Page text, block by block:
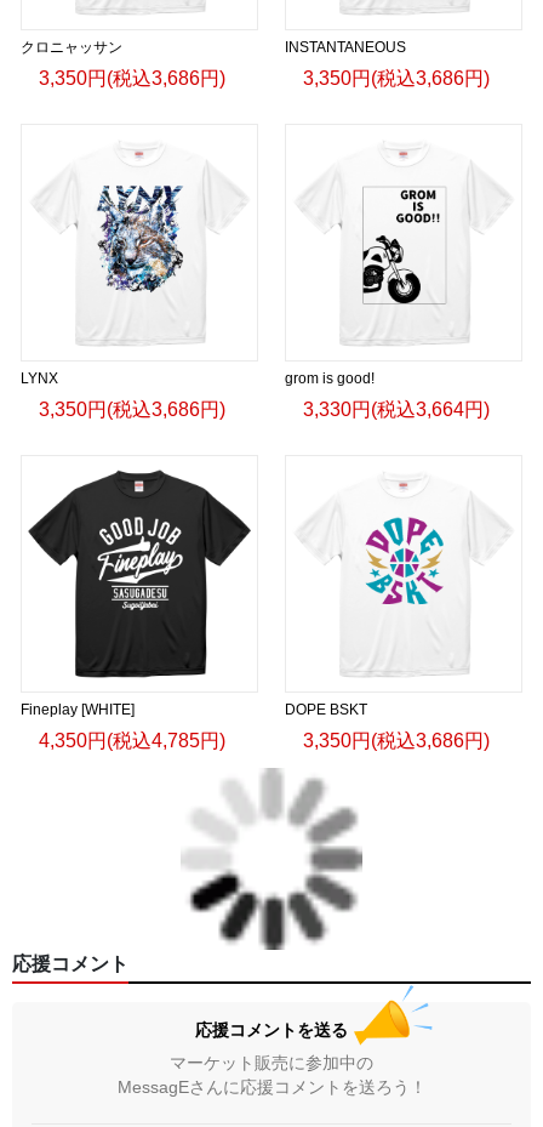
クロニャッサン
3,350円(税込3,686円)
INSTANTANEOUS
3,350円(税込3,686円)
LYNX
3,350円(税込3,686円)
grom is good!
3,330円(税込3,664円)
Fineplay [WHITE]
4,350円(税込4,785円)
DOPE BSKT
3,350円(税込3,686円)
応援コメント
応援コメントを送る
マーケット販売に参加中の
MessagEさんに応援コメントを送ろう！